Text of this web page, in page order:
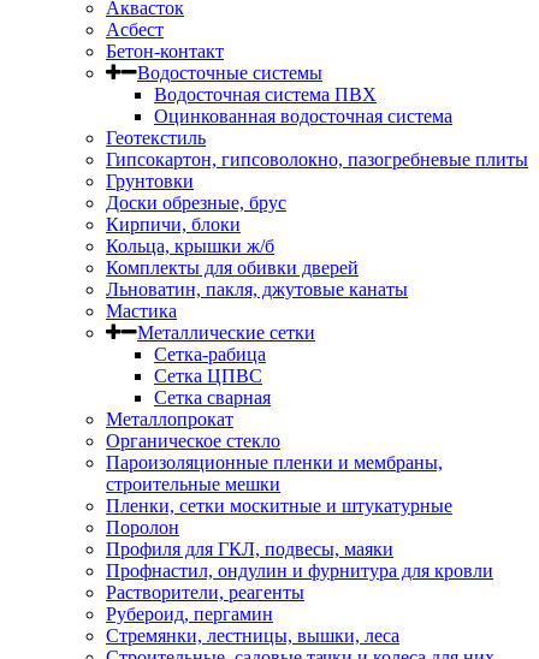
Аквасток
Асбест
Бетон-контакт
Водосточные системы
Водосточная система ПВХ
Оцинкованная водосточная система
Геотекстиль
Гипсокартон, гипсоволокно, пазогребневые плиты
Грунтовки
Доски обрезные, брус
Кирпичи, блоки
Кольца, крышки ж/б
Комплекты для обивки дверей
Льноватин, пакля, джутовые канаты
Мастика
Металлические сетки
Сетка-рабица
Сетка ЦПВС
Сетка сварная
Металлопрокат
Органическое стекло
Пароизоляционные пленки и мембраны,
строительные мешки
Пленки, сетки москитные и штукатурные
Поролон
Профиля для ГКЛ, подвесы, маяки
Профнастил, ондулин и фурнитура для кровли
Растворители, реагенты
Рубероид, пергамин
Стремянки, лестницы, вышки, леса